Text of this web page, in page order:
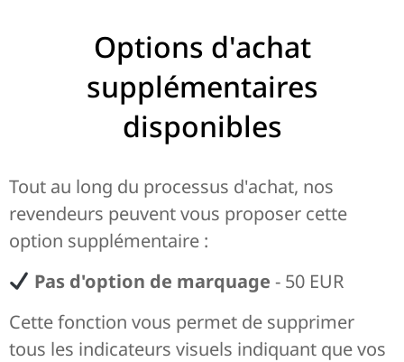
Options d'achat
supplémentaires
disponibles
Tout au long du processus d'achat, nos
revendeurs peuvent vous proposer cette
option supplémentaire :
Pas d'option de marquage - 50 EUR
Cette fonction vous permet de supprimer
tous les indicateurs visuels indiquant que vos